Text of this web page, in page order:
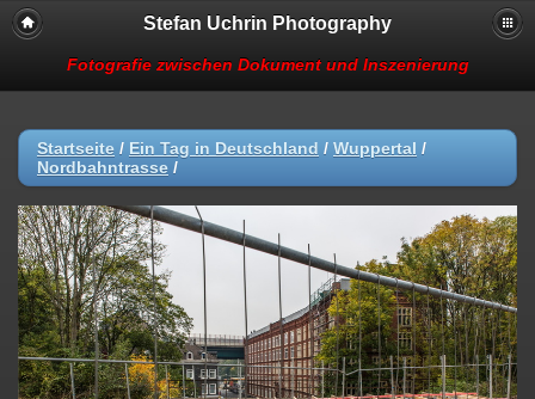
Stefan Uchrin Photography
Fotografie zwischen Dokument und Inszenierung
Startseite / Ein Tag in Deutschland / Wuppertal /
Nordbahntrasse /